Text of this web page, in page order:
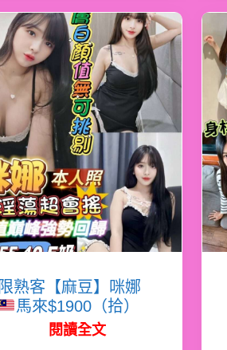
限熟客【麻豆】咪娜
馬來$1900（拾）
閱讀全文